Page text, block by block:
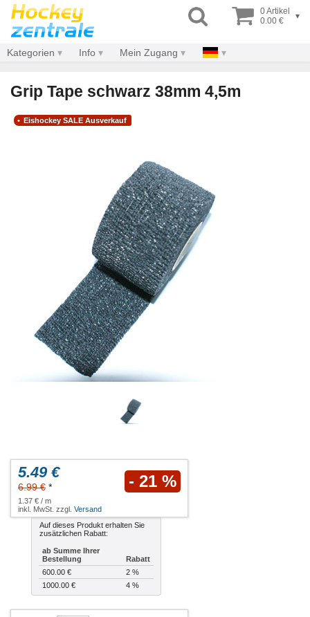
0 Artikel
0.00 €
▾
Kategorien Info Mein Zugang
Grip Tape schwarz 38mm 4,5m
Eishockey SALE Ausverkauf
5.49 €
6.99 € * - 21 %
1.37 € / m
inkl. MwSt. zzgl. Versand
Auf dieses Produkt erhalten Sie
zusätzlichen Rabatt:
ab Summe Ihrer
Bestellung
Rabatt
600.00 €
2 %
1000.00 €
4 %